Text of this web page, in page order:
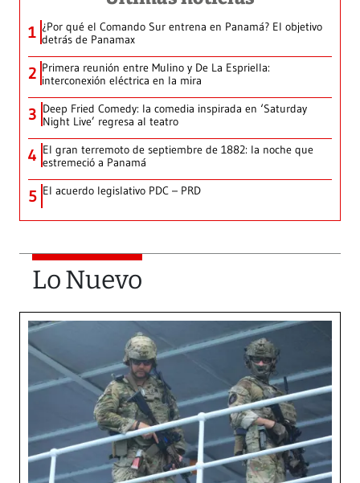
1 ¿Por qué el Comando Sur entrena en Panamá? El objetivo
detrás de Panamax
2 Primera reunión entre Mulino y De La Espriella:
interconexión eléctrica en la mira
3 Deep Fried Comedy: la comedia inspirada en ‘Saturday
Night Live’ regresa al teatro
4 El gran terremoto de septiembre de 1882: la noche que
estremeció a Panamá
5 El acuerdo legislativo PDC – PRD
Lo Nuevo